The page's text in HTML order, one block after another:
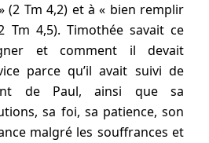
(2 Tm 4,2) et à « bien remplir
Tm 4,5). Timothée savait ce
et comment il devait
parce qu’il avait suivi de
de Paul, ainsi que sa
sa foi, sa patience, son
malgré les souffrances et